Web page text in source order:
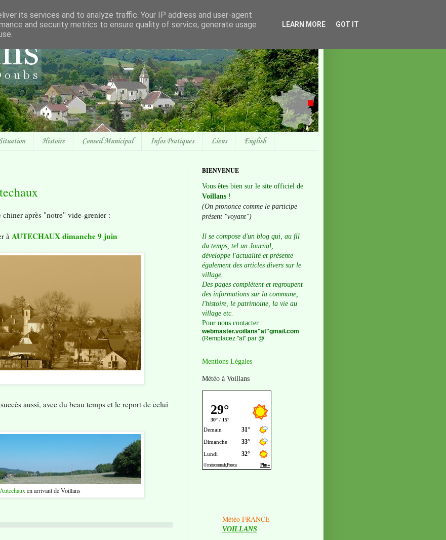
Histoire Conseil Municipal Infos Pratiques Liens English
après "notre" vide-grenier :
à AUTECHAUX dimanche 9 juin
aussi, avec du beau temps et le report de celui
Autechaux en arrivant de Voillans
BIENVENUE
Vous êtes bien sur le site officiel de
Voillans !
(On prononce comme le participe
présent "voyant")
Il se compose d'un blog qui, au fil
du temps, tel un Journal,
développe l'actualité et présente
également des articles divers sur le
village.
Des pages complètent et regroupent
des informations sur la commune,
l'histoire, le patrimoine, la vie au
village etc.
Pour nous contacter :
webmaster.voillans"at"gmail.com
(Remplacez "at" par @
Mentions Légales
Météo à Voillans
Météo FRANCE
VOILLANS
its services and to analyze traffic. Your IP address and user-agent
and security metrics to ensure quality of service, generate usage
LEARN MORE GOT IT